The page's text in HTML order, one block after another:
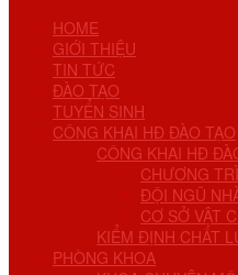
HOME
GIỚI THIỆU
TIN TỨC
ĐÀO TẠO
TUYỂN SINH
CÔNG KHAI HĐ ĐÀO TẠO
CÔNG KHAI HĐ
CHƯƠNG
ĐỘI NGŨ
CƠ SỞ VẬT
KIỂM ĐỊNH CHẤT
PHÒNG KHOA